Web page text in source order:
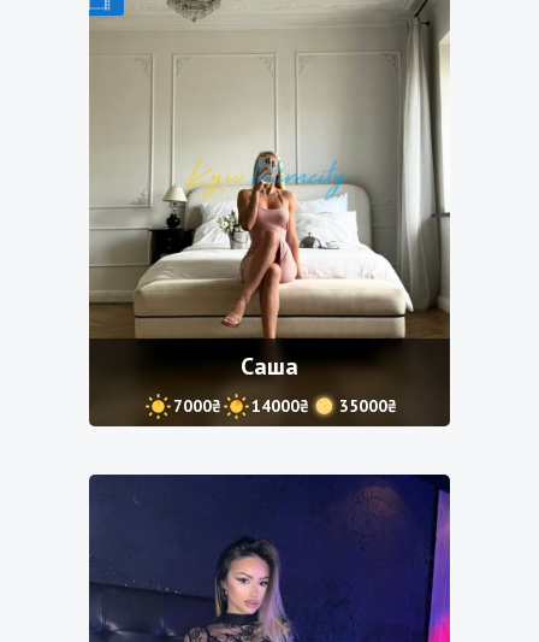
Саша
7000₴ 14000₴ 35000₴